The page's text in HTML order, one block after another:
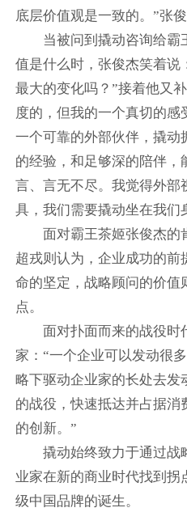
底层价值观是一致的。”张俊
当被问到撬动咨询给霸
值是什么时，张俊杰笑着说
最大的变化吗？”接着他又
度的，但我的一个真切的感
一个可靠的外部伙伴，撬动
的经验，和足够深的陪伴，
言、言无不尽。我觉得外部
具，我们需要撬动坐在我们
面对霸王茶姬张俊杰的
超戎则认为，企业成功的前
命的坚定，战略顾问的价值
点。
面对扑面而来的战役时
家：“一个企业可以发动很
略下驱动企业家的长处去发
的战役，快速抵达并占据消
的创新。”
撬动始终致力于通过战
业家在新的商业时代找到拐
级中国品牌的诞生。